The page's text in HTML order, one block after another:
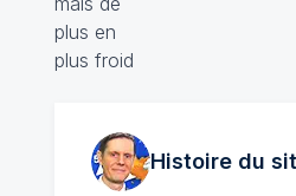
Histoire du